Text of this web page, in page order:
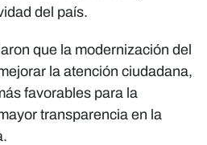
del país.
que la modernización del
la atención ciudadana,
favorables para la
transparencia en la